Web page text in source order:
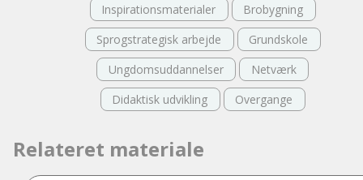
Inspirationsmaterialer
Brobygning
Sprogstrategisk arbejde
Grundskole
Ungdomsuddannelser
Netværk
Didaktisk udvikling
Overgange
Relateret materiale